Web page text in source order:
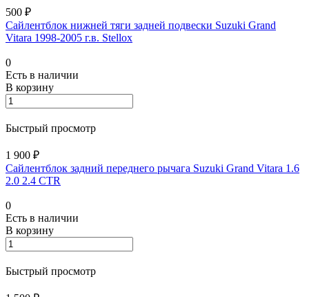
500 ₽
Сайлентблок нижней тяги задней подвески Suzuki Grand
Vitara 1998-2005 г.в. Stellox
0
Есть в наличии
В корзину
Быстрый просмотр
1 900 ₽
Сайлентблок задний переднего рычага Suzuki Grand Vitara 1.6
2.0 2.4 CTR
0
Есть в наличии
В корзину
Быстрый просмотр